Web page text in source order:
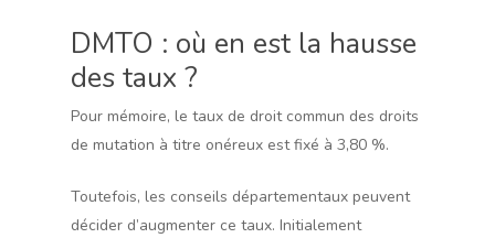
DMTO : où en est la hausse
des taux ?
Pour mémoire, le taux de droit commun des droits
de mutation à titre onéreux est fixé à 3,80 %.
Toutefois, les conseils départementaux peuvent
décider d’augmenter ce taux. Initialement